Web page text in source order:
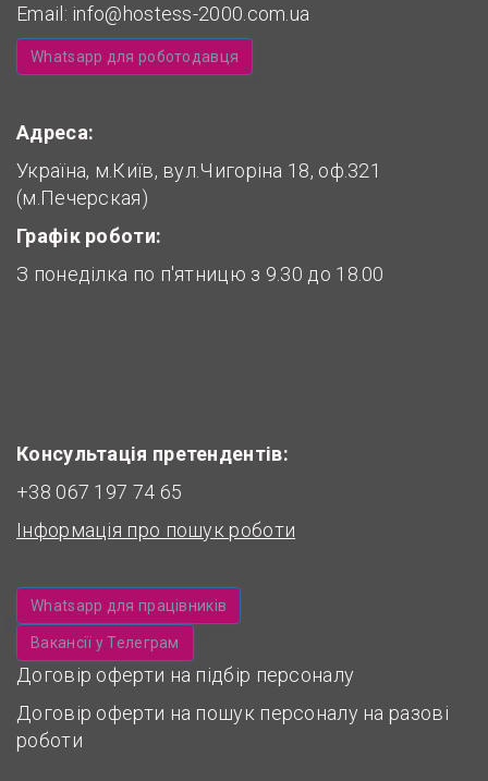
Email: info@hostess-2000.com.ua
Whatsapp для роботодавця
Адреса:
Україна, м.Київ, вул.Чигоріна 18, оф.321
(м.Печерская)
Графік роботи:
З понеділка по п'ятницю з 9.30 до 18.00
Консультація претендентів:
+38 067 197 74 65
Інформація про пошук роботи
Whatsapp для працівників
Вакансії у Телеграм
Договір оферти на підбір персоналу
Договір оферти на пошук персоналу на разові
роботи